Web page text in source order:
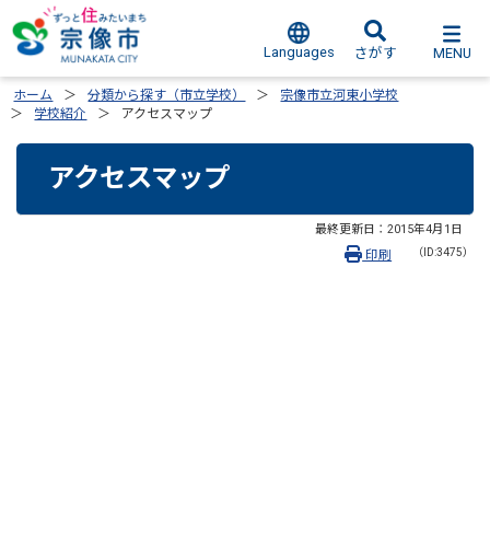
Languages さがす MENU
ホーム 分類から探す（市立学校）
宗像市立河東小学校
学校紹介
アクセスマップ
アクセスマップ
最終更新日： 2015年4月1日
（ID:3475）
印刷